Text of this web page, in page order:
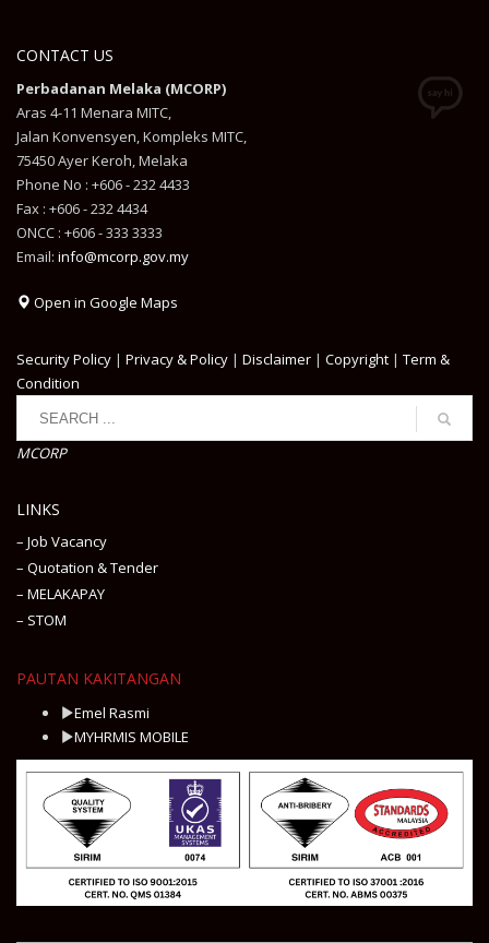
CONTACT US
Perbadanan Melaka (MCORP)
Aras 4-11 Menara MITC,
Jalan Konvensyen, Kompleks MITC,
75450 Ayer Keroh, Melaka
Phone No : +606 - 232 4433
Fax : +606 - 232 4434
ONCC : +606 - 333 3333
Email: info@mcorp.gov.my
Open in Google Maps
Security Policy | Privacy & Policy | Disclaimer | Copyright | Term &
Condition
MCORP
LINKS
– Job Vacancy
– Quotation & Tender
– MELAKAPAY
– STOM
PAUTAN KAKITANGAN
Emel Rasmi
MYHRMIS MOBILE